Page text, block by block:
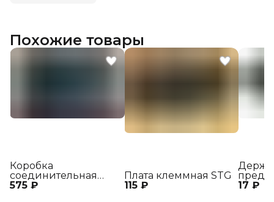
Похожие товары
575 ₽
Коробка
соединительная
КС3-2
115 ₽
Плата клеммная STG
17 ₽
ДВП6